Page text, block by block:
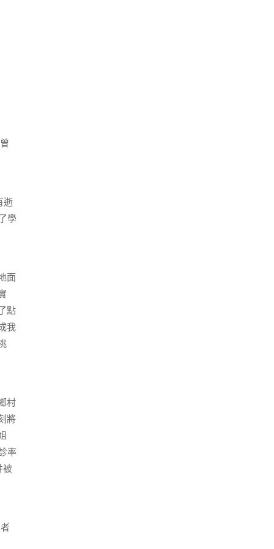
逝
學
面
點
我
村
將
率
被